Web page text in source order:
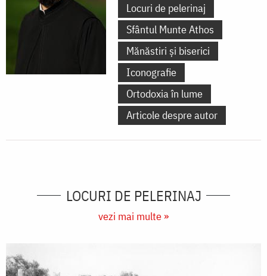
Locuri de pelerinaj
Sfântul Munte Athos
Mănăstiri și biserici
Iconografie
Ortodoxia în lume
Articole despre autor
LOCURI DE PELERINAJ
vezi mai multe »